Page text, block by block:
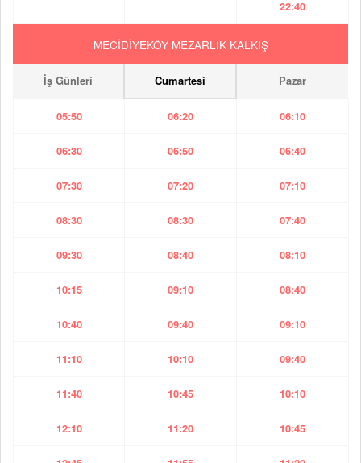
22:40
MECİDİYEKÖY MEZARLIK KALKIŞ
İş Günleri Cumartesi Pazar
05:50 06:20 06:10
06:30 06:50 06:40
07:30 07:20 07:10
08:30 08:30 07:40
09:30 08:40 08:10
10:15 09:10 08:40
10:40 09:40 09:10
11:10 10:10 09:40
11:40 10:45 10:10
12:10 11:20 10:45